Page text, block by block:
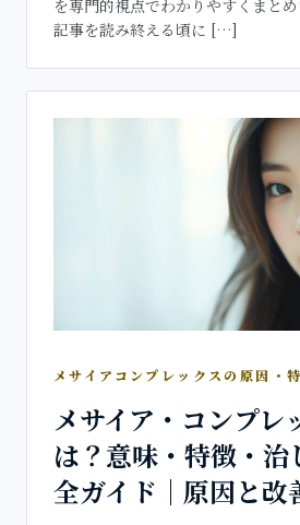
を専門的視点でわかりやすくまと
記事を読み終える頃に […]
メサイアコンプレックスの原因・
メサイア・コンプレ
は？意味・特徴・治
全ガイド｜原因と改